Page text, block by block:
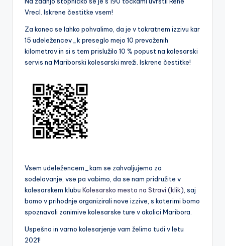
Vrecl. Iskrene čestitke vsem!
Za konec se lahko pohvalimo, da je v tokratnem izzivu kar
15 udeležencev_k preseglo mejo 10 prevoženih
kilometrov in si s tem prislužilo 10 % popust na kolesarski
servis na Mariborski kolesarski mreži. Iskrene čestitke!
Vsem udeležencem_kam se zahvaljujemo za
sodelovanje, vse pa vabimo, da se nam pridružite v
kolesarskem klubu Kolesarsko mesto na Stravi (klik), saj
bomo v prihodnje organizirali nove izzive, s katerimi bomo
spoznavali zanimive kolesarske ture v okolici Maribora.
Uspešno in varno kolesarjenje vam želimo tudi v letu
2021!